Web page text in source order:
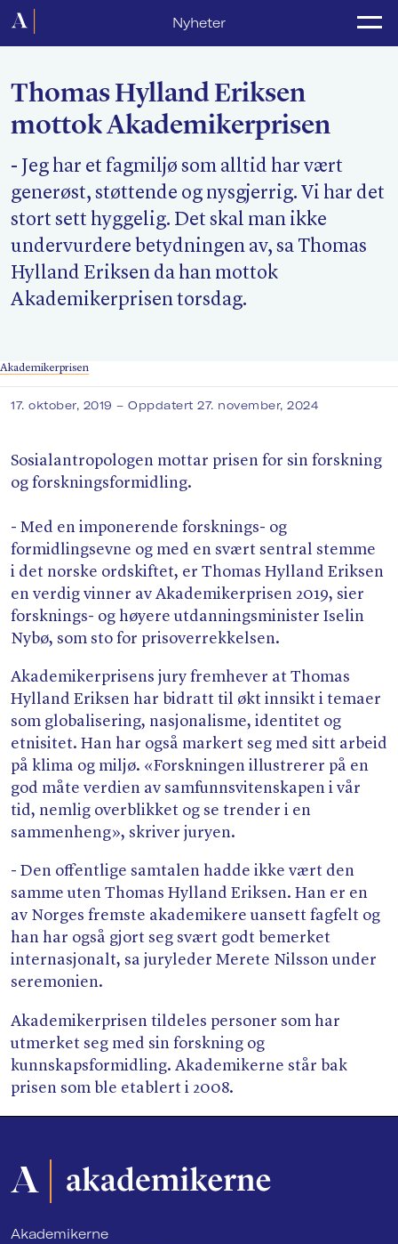
Nyheter
Forside
Lønnsoppgjør
Medlemsforeninger
Kurs og konferanser
For media
Akademikerne Pluss
Nyheter
Søk
Thomas Hylland Eriksen
mottok Akademikerprisen
- Jeg har et fagmiljø som alltid har vært
generøst, støttende og nysgjerrig. Vi har det
stort sett hyggelig. Det skal man ikke
undervurdere betydningen av, sa Thomas
Hylland Eriksen da han mottok
Akademikerprisen torsdag.
Akademikerprisen
17. oktober, 2019– Oppdatert 27. november, 2024
Sosialantropologen mottar prisen for sin forskning
og forskningsformidling.
- Med en imponerende forsknings- og
formidlingsevne og med en svært sentral stemme
i det norske ordskiftet, er Thomas Hylland Eriksen
en verdig vinner av Akademikerprisen 2019, sier
forsknings- og høyere utdanningsminister Iselin
Nybø, som sto for prisoverrekkelsen.
Akademikerprisens jury fremhever at Thomas
Hylland Eriksen har bidratt til økt innsikt i temaer
som globalisering, nasjonalisme, identitet og
etnisitet. Han har også markert seg med sitt arbeid
på klima og miljø. «Forskningen illustrerer på en
god måte verdien av samfunnsvitenskapen i vår
tid, nemlig overblikket og se trender i en
sammenheng», skriver juryen.
- Den offentlige samtalen hadde ikke vært den
samme uten Thomas Hylland Eriksen. Han er en
av Norges fremste akademikere uansett fagfelt og
han har også gjort seg svært godt bemerket
internasjonalt, sa juryleder Merete Nilsson under
seremonien.
Akademikerprisen tildeles personer som har
utmerket seg med sin forskning og
kunnskapsformidling. Akademikerne står bak
prisen som ble etablert i 2008.
Akademikerne